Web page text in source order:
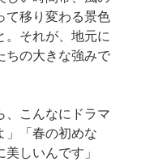
て移り変わる景色
。それが、地元に
ちの大きな強みで
、こんなにドラマ
」「春の初めな
しいんです」